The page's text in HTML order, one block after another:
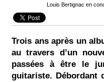
Louis Bertignac en
Trois ans après un
au travers d’un
passées à être le
guitariste. Débordant